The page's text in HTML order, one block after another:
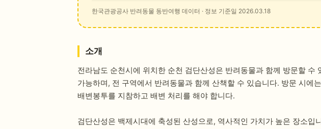
한국관광공사 반려동물 동반여행 데이터 · 정보 기준일 2026.03.18
소개
전라남도 순천시에 위치한 순천 검단산성은 반려동물과 함께 방문할
가능하며, 전 구역에서 반려동물과 함께 산책할 수 있습니다. 방문 시
배변봉투를 지참하고 배변 처리를 해야 합니다.
검단산성은 백제시대에 축성된 산성으로, 역사적인 가치가 높은 장소